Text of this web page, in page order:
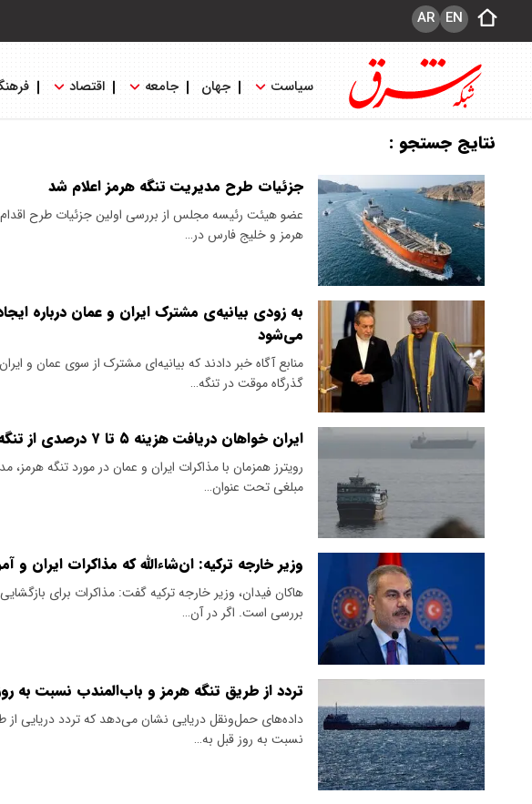
EN
AR
سیاست جهان جامعه اقتصاد
نتایج جستجو :
جزئیات طرح مدیریت تنگه هرمز اعلام شد
عضو هیئت رئیسه مجلس از بررسی اولین جزئیات طرح اقدام
هرمز و خلیج فارس در…
به زودی بیانیه‌ی مشترک ایران و عمان درباره
می‌شود
منابع آگاه خبر دادند که بیانیه‌ای مشترک از سوی عمان و
گذرگاه موقت در تنگه…
ایران خواهان دریافت هزینه ۵ تا ۷ درصدی از تنگه هرمز است
رویترز همزمان با مذاکرات ایران و عمان در مورد تنگه
مبلغی تحت عنوان…
وزیر خارجه ترکیه: ان‌شاءالله که مذاکرات ایران و
هاکان فیدان، وزیر خارجه ترکیه گفت: مذاکرات برای
بررسی است. اگر در آن…
تردد از طریق تنگه هرمز و باب‌المندب نسبت
داده‌های حمل‌ونقل دریایی نشان می‌دهد که تردد دریایی از
نسبت به روز قبل به…